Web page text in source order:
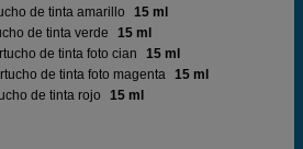
de tinta amarillo
15 ml
de tinta verde
15 ml
de tinta foto cian
15 ml
de tinta foto magenta 15 ml
de tinta rojo
15 ml